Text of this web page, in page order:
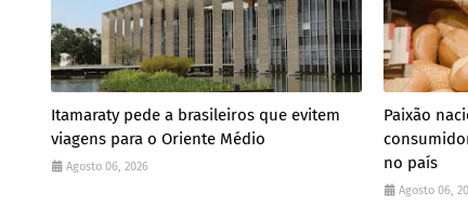
Itamaraty pede a brasileiros que evitem
viagens para o Oriente Médio
Agosto 06, 2026
Paixão
no país
Agosto 06,